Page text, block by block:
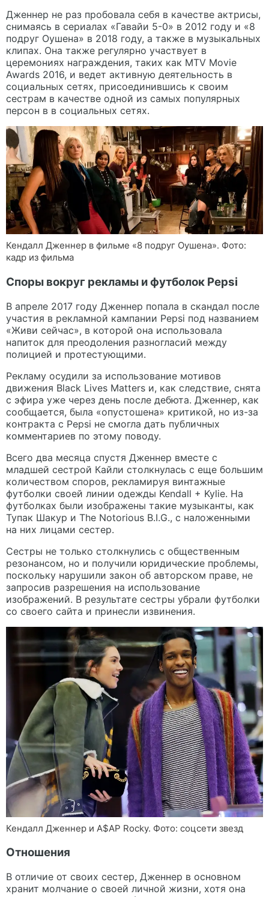
Дженнер не раз пробовала себя в качестве актрисы,
снимаясь в сериалах «Гавайи 5-0» в 2012 году и «8
подруг Оушена» в 2018 году, а также в музыкальных
клипах. Она также регулярно участвует в
церемониях награждения, таких как MTV Movie
Awards 2016, и ведет активную деятельность в
социальных сетях, присоединившись к своим
сестрам в качестве одной из самых популярных
персон в в социальных сетях.
Кендалл Дженнер в фильме «8 подруг Оушена». Фото:
кадр из фильма
Споры вокруг рекламы и футболок Pepsi
В апреле 2017 году Дженнер попала в скандал после
участия в рекламной кампании Pepsi под названием
«Живи сейчас», в которой она использовала
напиток для преодоления разногласий между
полицией и протестующими.
Рекламу осудили за использование мотивов
движения Black Lives Matters и, как следствие, снята
с эфира уже через день после дебюта. Дженнер, как
сообщается, была «опустошена» критикой, но из-за
контракта с Pepsi не смогла дать публичных
комментариев по этому поводу.
Всего два месяца спустя Дженнер вместе с
младшей сестрой Кайли столкнулась с еще большим
количеством споров, рекламируя винтажные
футболки своей линии одежды Kendall + Kylie. На
футболках были изображены такие музыканты, как
Тупак Шакур и The Notorious B.I.G., с наложенными
на них лицами сестер.
Сестры не только столкнулись с общественным
резонансом, но и получили юридические проблемы,
поскольку нарушили закон об авторском праве, не
запросив разрешения на использование
изображений. В результате сестры убрали футболки
со своего сайта и принесли извинения.
Кендалл Дженнер и A$AP Rocky. Фото: соцсети звезд
Отношения
В отличие от своих сестер, Дженнер в основном
хранит молчание о своей личной жизни, хотя она